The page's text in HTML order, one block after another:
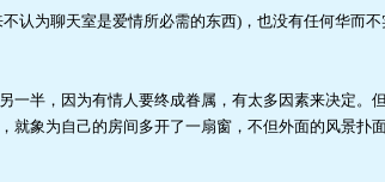
认为聊天室是爱情所必需的东西)，也没有任何华而
半，因为有情人要终成眷属，有太多因素来决定。
象为自己的房间多开了一扇窗，不但外面的风景扑